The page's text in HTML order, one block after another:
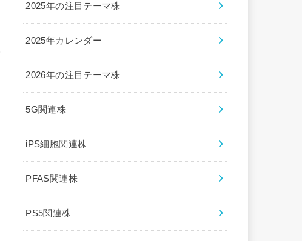
2025年の注目テーマ株
2025年カレンダー
2026年の注目テーマ株
5G関連株
iPS細胞関連株
PFAS関連株
PS5関連株